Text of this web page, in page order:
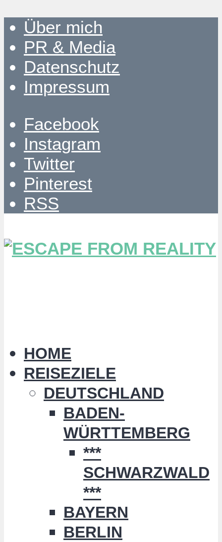
Über mich
PR & Media
Datenschutz
Impressum
Facebook
Instagram
Twitter
Pinterest
RSS
HOME
REISEZIELE
DEUTSCHLAND
BADEN-
WÜRTTEMBERG
***
SCHWARZWALD
***
BAYERN
BERLIN